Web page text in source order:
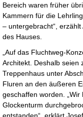
Bereich waren früher
Kammern für die
– untergebracht“,
des Hauses.
„Auf das Fluchtweg-
Architekt. Deshalb seien
Treppenhaus unter
Fluren an den äußeren
geschaffen worden.
Glockenturm
entstanden“, erklärt